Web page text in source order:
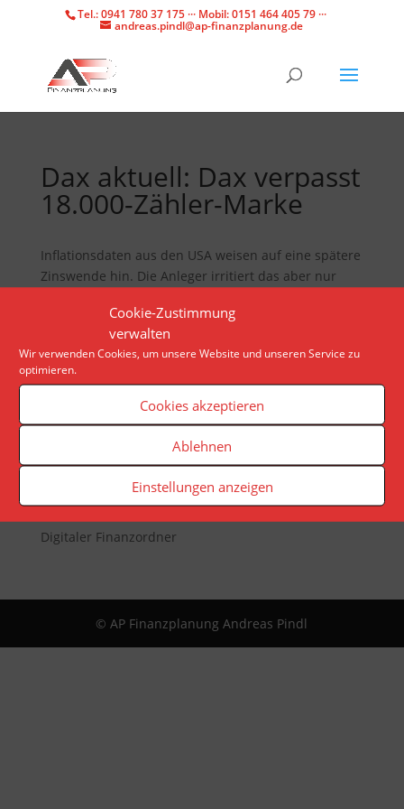
Cookie-Zustimmung
verwalten
Wir verwenden Cookies, um unsere Website und unseren Service zu
optimieren.
Cookies akzeptieren
Ablehnen
Einstellungen anzeigen
Tel.: 0941 780 37 175 ··· Mobil: 0151 464 405 79 ···
andreas.pindl@ap-finanzplanung.de
Dax aktuell: Dax verpasst
18.000-Zähler-Marke
Inflationsdaten aus den USA weisen auf eine spätere
Zinswende hin. Die Anleger irritiert das aber nur
unter 18.000 Punkten.
Newsletter
Infopaket
Digitaler Finanzordner
© AP Finanzplanung Andreas Pindl